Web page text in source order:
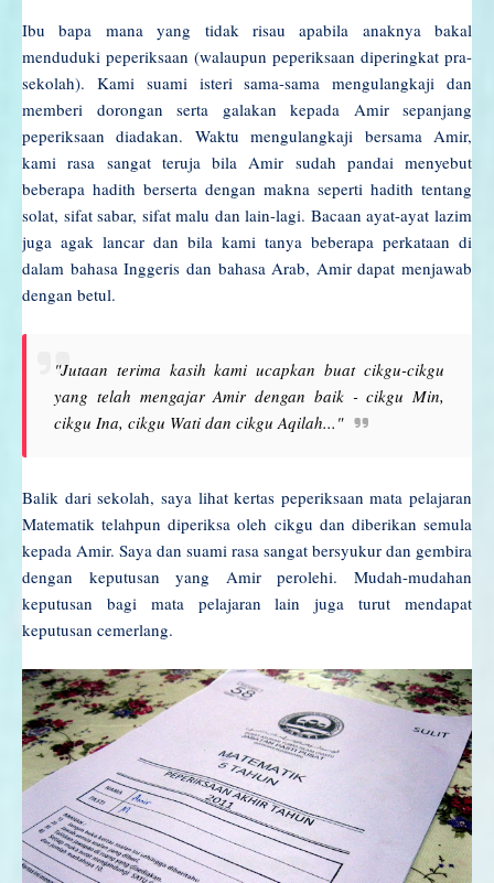
Ibu bapa mana yang tidak risau apabila anaknya bakal
menduduki peperiksaan (walaupun peperiksaan diperingkat pra-
sekolah). Kami suami isteri sama-sama mengulangkaji dan
memberi dorongan serta galakan kepada Amir sepanjang
peperiksaan diadakan. Waktu mengulangkaji bersama Amir,
kami rasa sangat teruja bila Amir sudah pandai menyebut
beberapa hadith berserta dengan makna seperti hadith tentang
solat, sifat sabar, sifat malu dan lain-lagi. Bacaan ayat-ayat lazim
juga agak lancar dan bila kami tanya beberapa perkataan di
dalam bahasa Inggeris dan bahasa Arab, Amir dapat menjawab
dengan betul.
"Jutaan terima kasih kami ucapkan buat cikgu-cikgu
yang telah mengajar Amir dengan baik - cikgu Min,
cikgu Ina, cikgu Wati dan cikgu Aqilah..."
Balik dari sekolah, saya lihat kertas peperiksaan mata pelajaran
Matematik telahpun diperiksa oleh cikgu dan diberikan semula
kepada Amir. Saya dan suami rasa sangat bersyukur dan gembira
dengan keputusan yang Amir perolehi. Mudah-mudahan
keputusan bagi mata pelajaran lain juga turut mendapat
keputusan cemerlang.